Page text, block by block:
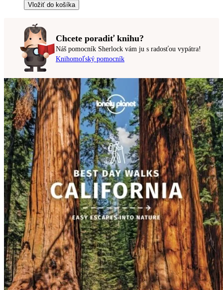
Vložiť do košíka
Chcete poradiť knihu?
Náš pomocník Sherlock vám ju s radosťou vypátra!
Knihomoľský pomocník